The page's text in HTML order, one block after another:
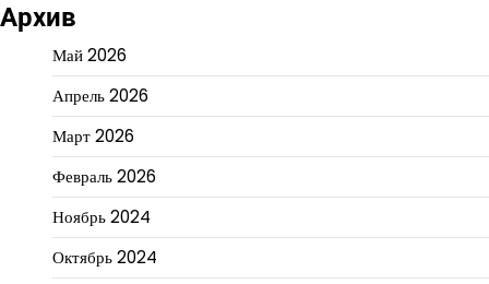
Архив
Май 2026
Апрель 2026
Март 2026
Февраль 2026
Ноябрь 2024
Октябрь 2024